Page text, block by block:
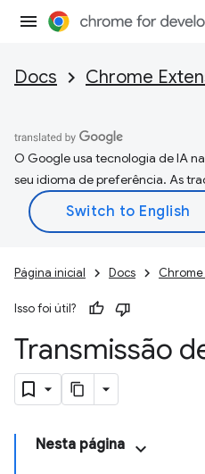
Docs Chrome
O Google usa tecnologia de IA
seu idioma de preferência. As
Página inicial Docs
Isso foi útil?
Transmissão
Nesta página